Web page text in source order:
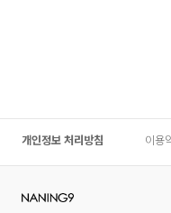
개인정보 처리방침 이용